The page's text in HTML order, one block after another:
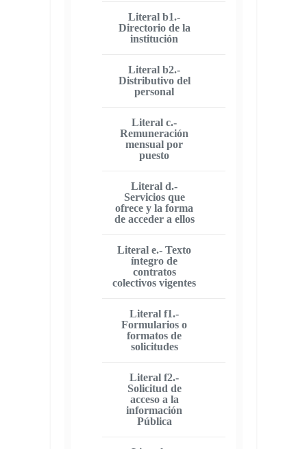
Literal b1.-
Directorio de la
institución
Literal b2.-
Distributivo del
personal
Literal c.-
Remuneración
mensual por
puesto
Literal d.-
Servicios que
ofrece y la forma
de acceder a ellos
Literal e.- Texto
íntegro de
contratos
colectivos vigentes
Literal f1.-
Formularios o
formatos de
solicitudes
Literal f2.-
Solicitud de
acceso a la
información
Pública